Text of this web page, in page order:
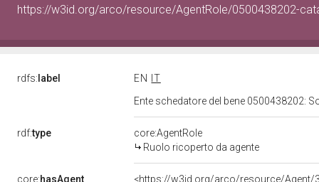
https://w3id.org/arco/resource/AgentRole/0500438202-
rdfs: label EN
IT
Ente schedatore del bene 0500438202:
rdf:type
core:AgentRole
Ruolo ricoperto da agente
core:hasAgent
<https://w3id.org/arco/resource/Agent/